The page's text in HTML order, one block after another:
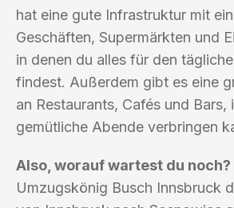
hat eine gute Infrastruktur mit
Geschäften, Supermärkten und
in denen du alles für den
findest. Außerdem gibt es eine
an Restaurants, Cafés und Bars,
gemütliche Abende verbringen
Also, worauf wartest du noch?
Umzugskönig Busch Innsbruck